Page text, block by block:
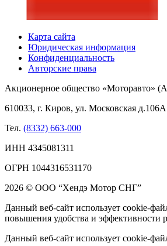
Карта сайта
Юридическая информация
Конфиденциальность
Авторские права
Акционерное общество «Моторавто»
610033, г. Киров, ул. Московская д.106А
Тел. (8332) 663-000
ИНН 4345081311
ОГРН 1044316531170
2026 © ООО “Хендэ Мотор СНГ”
Данный веб-сайт использует cookie-
повышения удобства и эффективности
Данный веб-сайт использует cookie-